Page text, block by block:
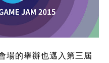
場的舉辦也邁入第三屆